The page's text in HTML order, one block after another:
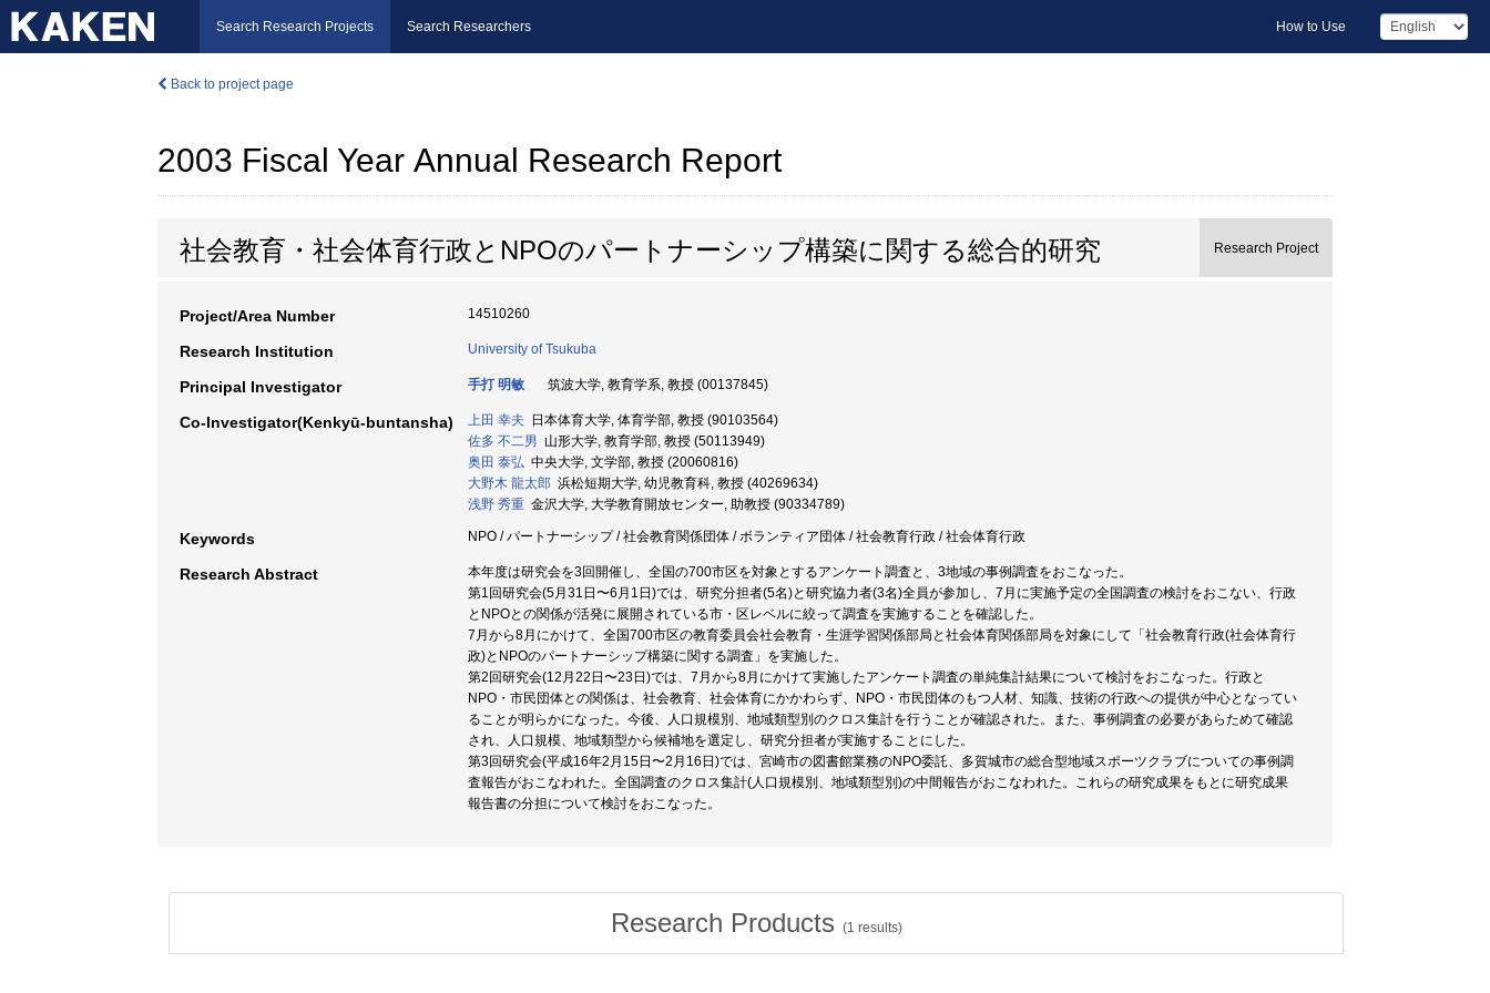
Search Research Projects Search Researchers How to Use
Back to project page
2003 Fiscal Year Annual Research Report
社会教育・社会体育行政とNPOのパートナーシップ構築に関する総合的研究 Research Project
Project/Area Number 14510260
Research Institution University of Tsukuba
Principal Investigator 手打 明敏 筑波大学, 教育学系, 教授 (00137845)
Co-Investigator(Kenkyū-buntansha) 上田 幸夫 日本体育大学, 体育学部, 教授 (90103564)
佐多 不二男 山形大学, 教育学部, 教授 (50113949)
奥田 泰弘 中央大学, 文学部, 教授 (20060816)
大野木 龍太郎 浜松短期大学, 幼児教育科, 教授 (40269634)
浅野 秀重 金沢大学, 大学教育開放センター, 助教授 (90334789)
Keywords NPO / パートナーシップ / 社会教育関係団体 / ボランティア団体 / 社会教育行政 / 社会体育行政
Research Abstract
本年度は研究会を3回開催し、全国の700市区を対象とするアンケート調査と、3地域の事例調査をおこなった。
第1回研究会(5月31日〜6月1日)では、研究分担者(5名)と研究協力者(3名)全員が参加し、7月に実施予定の全国調査の検討をおこない、行政
とNPOとの関係が活発に展開されている市・区レベルに絞って調査を実施することを確認した。
7月から8月にかけて、全国700市区の教育委員会社会教育・生涯学習関係部局と社会体育関係部局を対象にして「社会教育行政(社会体育行
政)とNPOのパートナーシップ構築に関する調査」を実施した。
第2回研究会(12月22日〜23日)では、7月から8月にかけて実施したアンケート調査の単純集計結果について検討をおこなった。行政と
NPO・市民団体との関係は、社会教育、社会体育にかかわらず、NPO・市民団体のもつ人材、知識、技術の行政への提供が中心となってい
ることが明らかになった。今後、人口規模別、地域類型別のクロス集計を行うことが確認された。また、事例調査の必要があらためて確認
され、人口規模、地域類型から候補地を選定し、研究分担者が実施することにした。
第3回研究会(平成16年2月15日〜2月16日)では、宮崎市の図書館業務のNPO委託、多賀城市の総合型地域スポーツクラブについての事例調
査報告がおこなわれた。全国調査のクロス集計(人口規模別、地域類型別)の中間報告がおこなわれた。これらの研究成果をもとに研究成果
報告書の分担について検討をおこなった。
Research Products (1 results)